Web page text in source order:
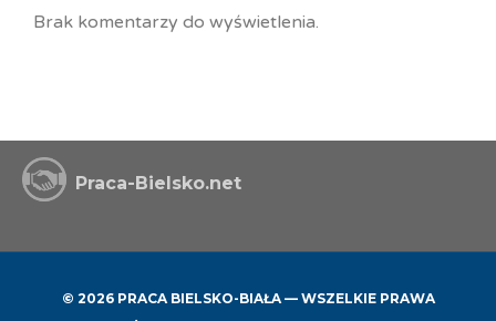
Brak komentarzy do wyświetlenia.
Praca-Bielsko.net
© 2026 PRACA BIELSKO-BIAŁA — WSZELKIE PRAWA